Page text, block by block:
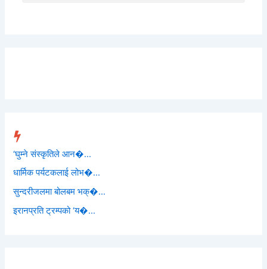
‘घुम्ने संस्कृतिले आन�...
धार्मिक पर्यटकलाई लोभ�...
सुन्दरीजलमा बोलबम भक्�...
इरानप्रति ट्रम्पको ‘य�...